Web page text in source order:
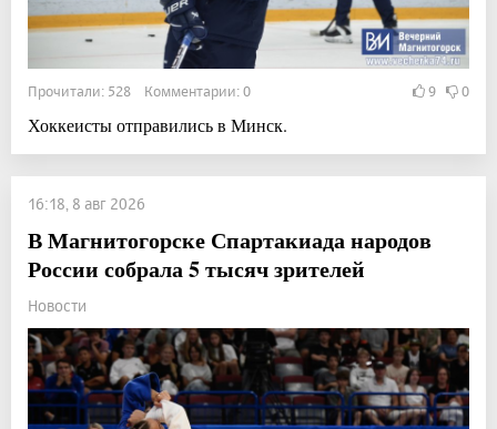
Прочитали: 528 Комментарии: 0 9 0
Хоккеисты отправились в Минск.
16:18, 8 авг 2026
В Магнитогорске Спартакиада народов
России собрала 5 тысяч зрителей
Новости